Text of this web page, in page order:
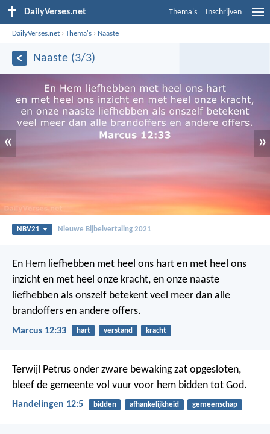
DailyVerses.net Thema's Inschrijven
DailyVerses.net ›Thema's › Naaste
Naaste (3/3)
« »
NBV21 Nieuwe Bijbelvertaling 2021
En Hem liefhebben met heel ons hart en met heel ons
inzicht en met heel onze kracht, en onze naaste
liefhebben als onszelf betekent veel meer dan alle
brandoffers en andere offers.
Marcus 12:33 hart verstand kracht
Terwijl Petrus onder zware bewaking zat opgesloten,
bleef de gemeente vol vuur voor hem bidden tot God.
Handelingen 12:5 bidden afhankelijkheid gemeenschap